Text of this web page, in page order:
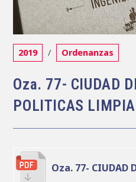
Categoría
de
la
entrada:
2019 / Ordenanzas
Oza. 77- CIUDAD
POLITICAS
Oza. 77- CIUDAD